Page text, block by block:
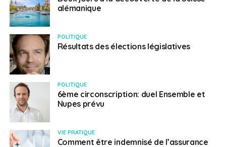
alémanique
POLITIQUE
Résultats des élections législatives
POLITIQUE
6ème circonscription: duel Ensemble et
Nupes prévu
VIE PRATIQUE
Comment être indemnisé de l’assurance